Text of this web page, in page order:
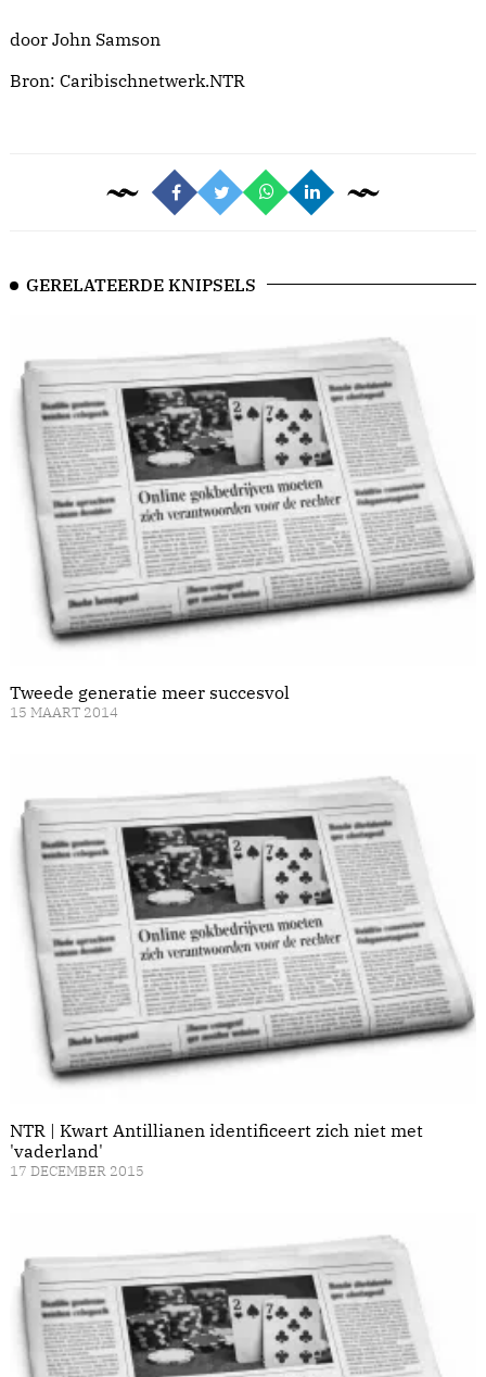
door John Samson
Bron: Caribischnetwerk.NTR
GERELATEERDE KNIPSELS
Tweede generatie meer succesvol
15 MAART 2014
NTR | Kwart Antillianen identificeert zich niet met
'vaderland'
17 DECEMBER 2015